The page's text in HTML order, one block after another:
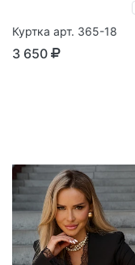
Куртка арт. 365-18
3 650